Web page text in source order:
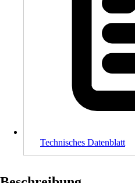
Technisches Datenblatt